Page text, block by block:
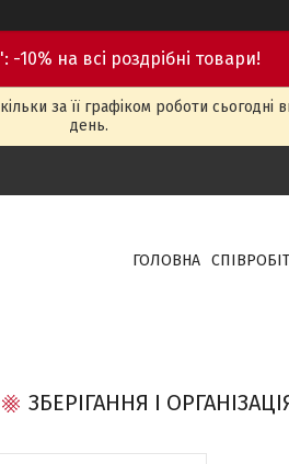
-10% на всі роздрібні товари!
за її графіком роботи
день.
ГОЛОВНА
ЗБЕРІГАННЯ І